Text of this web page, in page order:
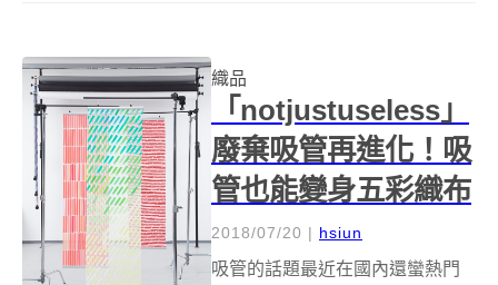
你心中無限震撼！ 畢業於日本...
織品
「notjustuseless」
廢棄吸管再進化！吸
管也能變身五彩織布
2018/07/20 | hsiun
吸管的話題最近在國內還蠻熱門